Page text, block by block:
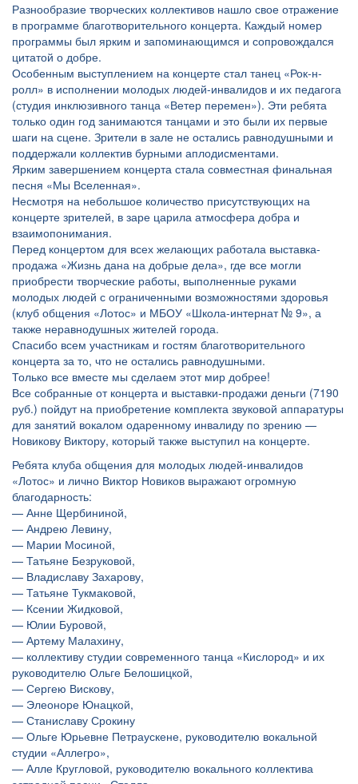
Разнообразие творческих коллективов нашло свое отражение
в программе благотворительного концерта. Каждый номер
программы был ярким и запоминающимся и сопровождался
цитатой о добре.
Особенным выступлением на концерте стал танец «Рок-н-
ролл» в исполнении молодых людей-инвалидов и их педагога
(студия инклюзивного танца «Ветер перемен»). Эти ребята
только один год занимаются танцами и это были их первые
шаги на сцене. Зрители в зале не остались равнодушными и
поддержали коллектив бурными аплодисментами.
Ярким завершением концерта стала совместная финальная
песня «Мы Вселенная».
Несмотря на небольшое количество присутствующих на
концерте зрителей, в заре царила атмосфера добра и
взаимопонимания.
Перед концертом для всех желающих работала выставка-
продажа «Жизнь дана на добрые дела», где все могли
приобрести творческие работы, выполненные руками
молодых людей с ограниченными возможностями здоровья
(клуб общения «Лотос» и МБОУ «Школа-интернат № 9», а
также неравнодушных жителей города.
Спасибо всем участникам и гостям благотворительного
концерта за то, что не остались равнодушными.
Только все вместе мы сделаем этот мир добрее!
Все собранные от концерта и выставки-продажи деньги (7190
руб.) пойдут на приобретение комплекта звуковой аппаратуры
для занятий вокалом одаренному инвалиду по зрению —
Новикову Виктору, который также выступил на концерте.
Ребята клуба общения для молодых людей-инвалидов
«Лотос» и лично Виктор Новиков выражают огромную
благодарность:
— Анне Щербининой,
— Андрею Левину,
— Марии Мосиной,
— Татьяне Безруковой,
— Владиславу Захарову,
— Татьяне Тукмаковой,
— Ксении Жидковой,
— Юлии Буровой,
— Артему Малахину,
— коллективу студии современного танца «Кислород» и их
руководителю Ольге Белошицкой,
— Сергею Вискову,
— Элеоноре Юнацкой,
— Станиславу Срокину
— Ольге Юрьевне Петраускене, руководителю вокальной
студии «Аллегро»,
— Алле Кругловой, руководителю вокального коллектива